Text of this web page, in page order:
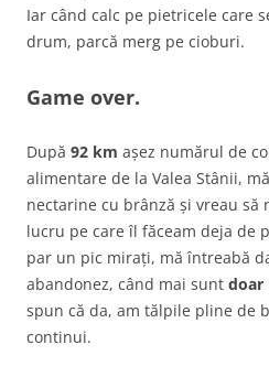
Iar când calc pe pietricele care
drum, parcă merg pe cioburi.
Game over.
După 92 km așez numărul de
alimentare de la Valea Stânii,
nectarine cu brânză și vreau
lucru pe care îl făceam deja de
par un pic mirați, mă întreabă
abandonez, când mai sunt doar
spun că da, am tălpile pline de
continui.